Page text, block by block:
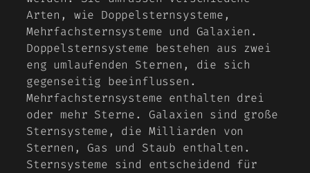
Arten, wie Doppelsternsysteme,
Mehrfachsternsysteme und Galaxien.
Doppelsternsysteme bestehen aus zwei
eng umlaufenden Sternen, die sich
gegenseitig beeinflussen.
Mehrfachsternsysteme enthalten drei
oder mehr Sterne. Galaxien sind große
Sternsysteme, die Milliarden von
Sternen, Gas und Staub enthalten.
Sternsysteme sind entscheidend für